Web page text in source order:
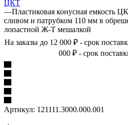
ЦКТ
—Пластиковая конусная емкость
сливом и патрубком 110 мм в
лопастной Ж-Т мешалкой
На заказы до 12 000 ₽ - срок
000 ₽ - срок
Артикул: 121111.3000.000.001